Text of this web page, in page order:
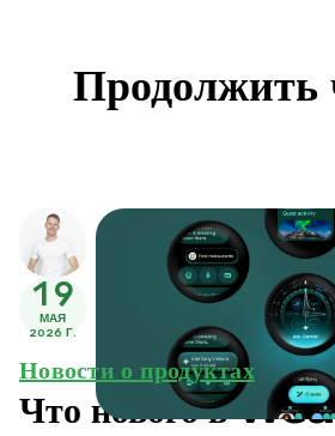
Продолжить
19
МАЯ
2026 Г.
Новости о продуктах
Что нового в